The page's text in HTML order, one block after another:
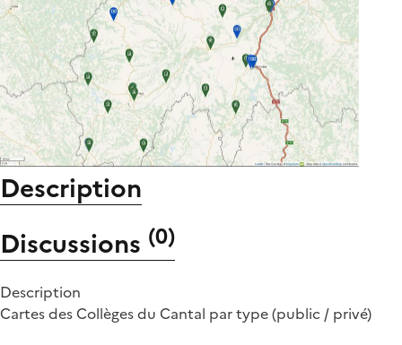
Description
Discussions (0)
Description
Cartes des Collèges du Cantal par type (public / privé)